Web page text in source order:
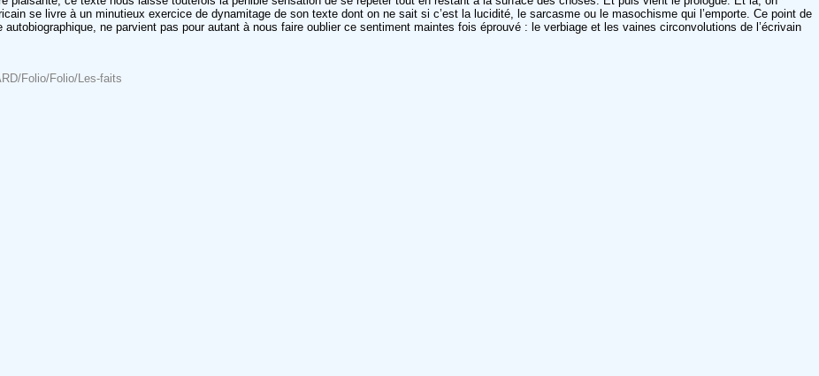
se livre à un minutieux exercice de dynamitage de son texte dont on ne sait si c’est la lucidité, le sarcasme ou le masochisme qui l’emporte. Ce point de
ne parvient pas pour autant à nous faire oublier ce sentiment maintes fois éprouvé : le verbiage et les vaines circonvolutions de l’écrivain
Folio/Folio/Les-faits